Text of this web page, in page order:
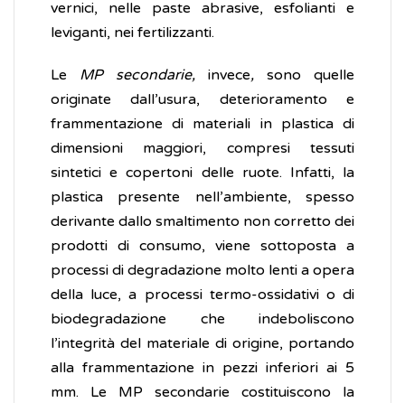
vernici, nelle paste abrasive, esfolianti e
leviganti, nei fertilizzanti.
Le MP secondarie, invece, sono quelle
originate dall’usura, deterioramento e
frammentazione di materiali in plastica di
dimensioni maggiori, compresi tessuti
sintetici e copertoni delle ruote. Infatti, la
plastica presente nell’ambiente, spesso
derivante dallo smaltimento non corretto dei
prodotti di consumo, viene sottoposta a
processi di degradazione molto lenti a opera
della luce, a processi termo-ossidativi o di
biodegradazione che indeboliscono
l’integrità del materiale di origine, portando
alla frammentazione in pezzi inferiori ai 5
mm. Le MP secondarie costituiscono la